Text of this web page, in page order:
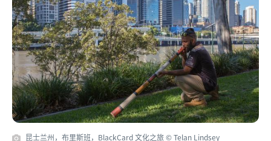
昆士兰州，布里斯班，BlackCard 文化之旅 © Telan Lindsey